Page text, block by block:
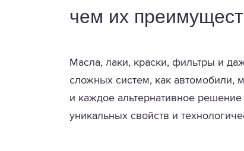
чем их
Масла, лаки, краски, фильтры и
сложных систем, как автомобили,
и каждое альтернативное
уникальных свойств и